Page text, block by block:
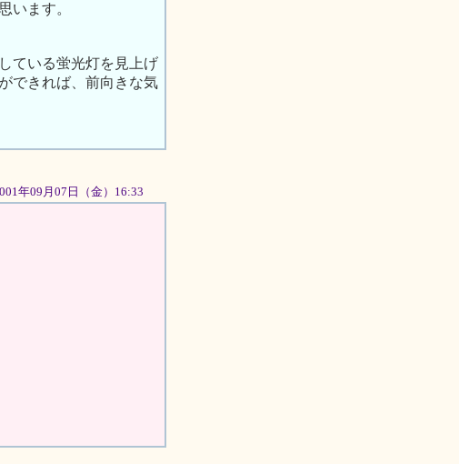
います。
ている蛍光灯を見上げ
できれば、前向きな気
年09月07日（金）16:33